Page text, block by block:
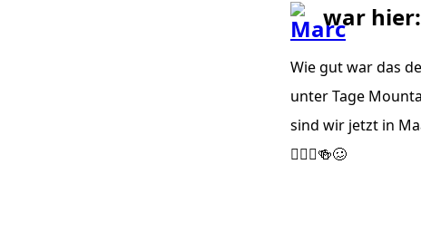
war hier:
Wie gut war das
unter Tage
sind wir jetzt in
🚵🏼‍♂️🍻🥴